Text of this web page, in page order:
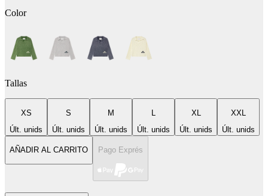
Color
Tallas
XS
Últ. unids
S
Últ. unids
M
Últ. unids
Últ. unids
XL
Últ. unids
XXL
Últ. unids
AÑADIR AL CARRITO Pago Exprés